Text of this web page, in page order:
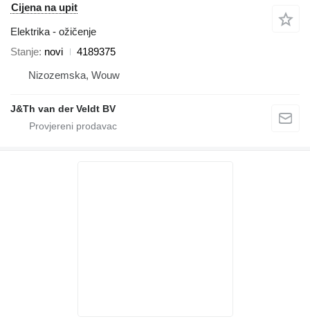
Cijena na upit
Elektrika - ožičenje
Stanje novi
4189375
Nizozemska, Wouw
J&Th van der Veldt BV